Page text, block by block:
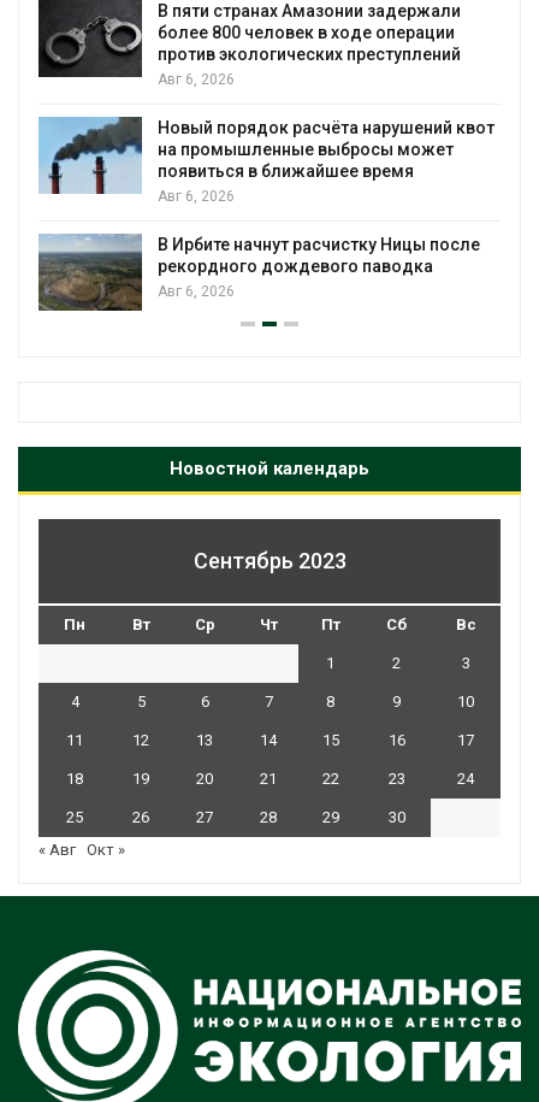
В пяти странах Амазонии задержали
более 800 человек в ходе операции
против экологических преступлений
Авг 6, 2026
Новый порядок расчёта нарушений квот
на промышленные выбросы может
появиться в ближайшее время
Авг 6, 2026
В Ирбите начнут расчистку Ницы после
рекордного дождевого паводка
Авг 6, 2026
Новостной календарь
Сентябрь 2023
Пн Вт Ср Чт Пт Сб Вс
1 2 3
4 5 6 7 8 9 10
11 12 13 14 15 16 17
18 19 20 21 22 23 24
25 26 27 28 29
30
« Авг Окт »